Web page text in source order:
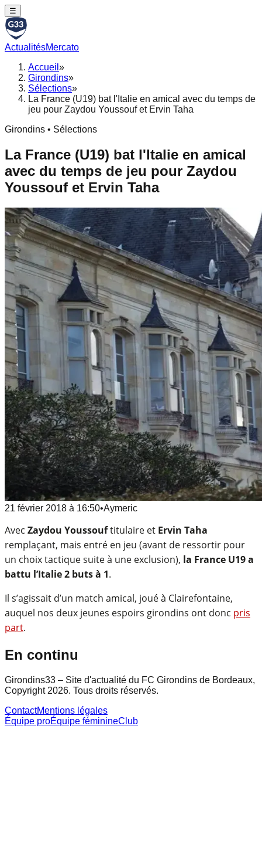
☰
ActualitésMercato
Accueil »
Girondins»
Sélections»
La France (U19) bat l'Italie en amical avec du temps de
jeu pour Zaydou Youssouf et Ervin Taha
Girondins • Sélections
La France (U19) bat l'Italie en amical
avec du temps de jeu pour Zaydou
Youssouf et Ervin Taha
21 février 2018 à 16:50•Aymeric
Avec Zaydou Youssouftitulaire et Ervin Taha
remplaçant, mais entré en jeu (avant de ressortir pour
un choix tactique suite à une exclusion), la France U19 a
battu l’Italie 2 buts à 1.
Il s’agissait d’un match amical, joué à Clairefontaine,
auquel nos deux jeunes espoirs girondins ont donc pris
part.
En continu
Girondins33 – Site d'actualité du FC Girondins de Bordeaux,
Copyright 2026. Tous droits réservés.
ContactMentions légales
Équipe proÉquipe féminineClub